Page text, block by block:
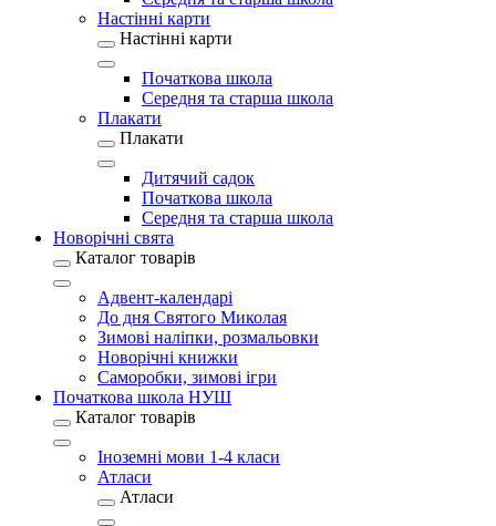
Настінні карти
Настінні карти
Початкова школа
Середня та старша школа
Плакати
Плакати
Дитячий садок
Початкова школа
Середня та старша школа
Новорічні свята
Каталог товарів
Адвент-календарі
До дня Святого Миколая
Зимові наліпки, розмальовки
Новорічні книжки
Саморобки, зимові ігри
Початкова школа НУШ
Каталог товарів
Іноземні мови 1-4 класи
Атласи
Атласи